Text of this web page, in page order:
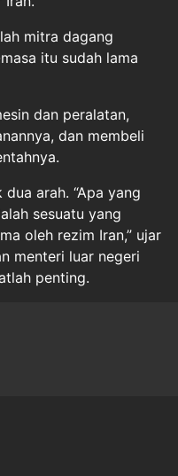
mitra dagang
itu sudah lama
dan peralatan,
dan membeli
arah. “Apa yang
sesuatu yang
oleh rezim Iran,” ujar
menteri luar negeri
penting.